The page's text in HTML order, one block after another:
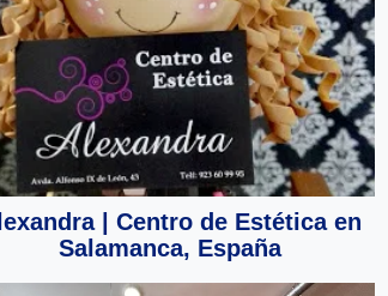
| Centro de Estética en
Salamanca, España